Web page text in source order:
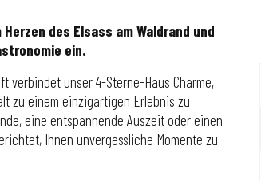
des Elsass am Waldrand und
ein.
verbindet unser 4-Sterne-Haus Charme,
zu einem einzigartigen Erlebnis zu
eine entspannende Auszeit oder einen
Ihnen unvergessliche Momente zu